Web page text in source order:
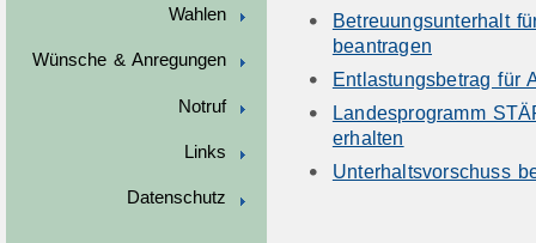
Wahlen
Wünsche & Anregungen
Notruf
Links
Datenschutz
Betreuungsunterhalt
beantragen
Entlastungsbetrag für
Landesprogramm
erhalten
Unterhaltsvorschuss